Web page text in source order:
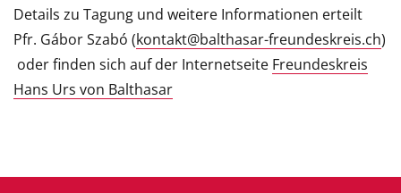
Details zu Tagung und weitere Informationen erteilt
Pfr. Gábor Szabó (kontakt@balthasar-freundeskreis.ch)
oder finden sich auf der Internetseite Freundeskreis
Hans Urs von Balthasar